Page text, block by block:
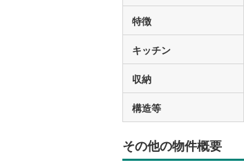
特徴
キッチン
収納
構造等
その他の物件概要